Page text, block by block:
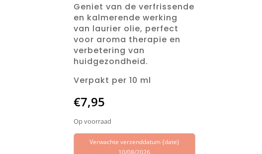
Geniet van de verfrissende
en kalmerende werking
van laurier olie, perfect
voor aroma therapie en
verbetering van
huidgezondheid.
Verpakt per 10 ml
€7,95
Op voorraad
Verwachte verzenddatum {date}
10/08/2026